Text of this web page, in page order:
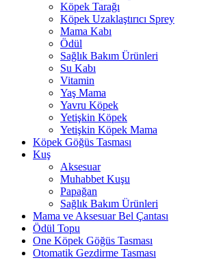
Köpek Tarağı
Köpek Uzaklaştırıcı Sprey
Mama Kabı
Ödül
Sağlık Bakım Ürünleri
Su Kabı
Vitamin
Yaş Mama
Yavru Köpek
Yetişkin Köpek
Yetişkin Köpek Mama
Köpek Göğüs Tasması
Kuş
Aksesuar
Muhabbet Kuşu
Papağan
Sağlık Bakım Ürünleri
Mama ve Aksesuar Bel Çantası
Ödül Topu
One Köpek Göğüs Tasması
Otomatik Gezdirme Tasması